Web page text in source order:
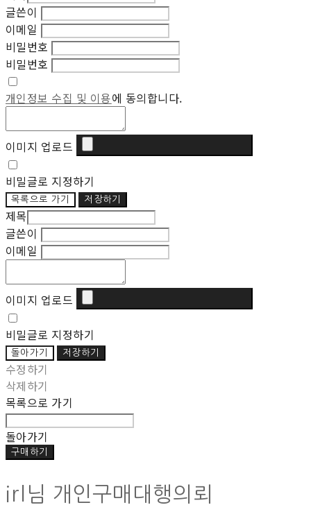
글쓴이
이메일
비밀번호
비밀번호
개인정보 수집 및 이용에 동의합니다.
이미지 업로드
비밀글로 지정하기
목록으로 가기 저장하기
제목
글쓴이
이메일
이미지 업로드
비밀글로 지정하기
돌아가기 저장하기
수정하기
삭제하기
목록으로 가기
돌아가기
구매하기
irl님 개인구매대행의뢰